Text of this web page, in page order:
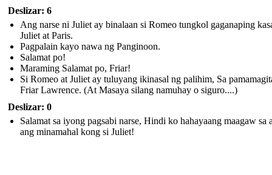
Deslizar: 6
Ang narse ni Juliet ay binalaan si Romeo tungkol gaganaping
Juliet at Paris.
Pagpalain kayo nawa ng Panginoon.
Salamat po!
Maraming Salamat po, Friar!
Si Romeo at Juliet ay tuluyang ikinasal ng palihim, Sa
Friar Lawrence. (At Masaya silang namuhay o siguro....)
Deslizar: 0
Salamat sa iyong pagsabi narse, Hindi ko hahayaang maagaw sa
ang minamahal kong si Juliet!